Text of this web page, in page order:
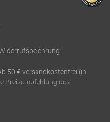
|
50 € versandkostenfrei (in
Preisempfehlung des